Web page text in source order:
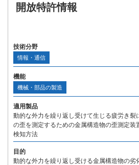
開放特許情報
技術分野
情報・通信
機能
機械・部品の製造
適用製品
動的な外力を繰り返し受けて生じる疲労き裂
の歪を測定するための金属構造物の歪測定装
検知方法
目的
動的な外力を繰り返し受ける金属構造物の劣